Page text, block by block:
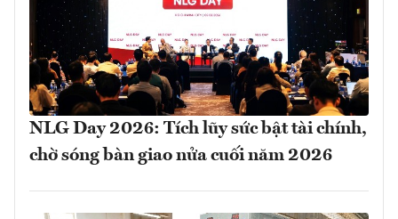
NLG Day 2026: Tích lũy sức bật tài chính,
chờ sóng bàn giao nửa cuối năm 2026